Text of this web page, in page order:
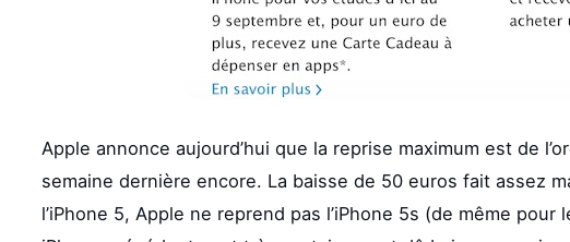
Apple annonce aujourd’hui que la reprise maximum est de
semaine dernière encore. La baisse de 50 euros fait assez
l’iPhone 5, Apple ne reprend pas l’iPhone 5s (de même